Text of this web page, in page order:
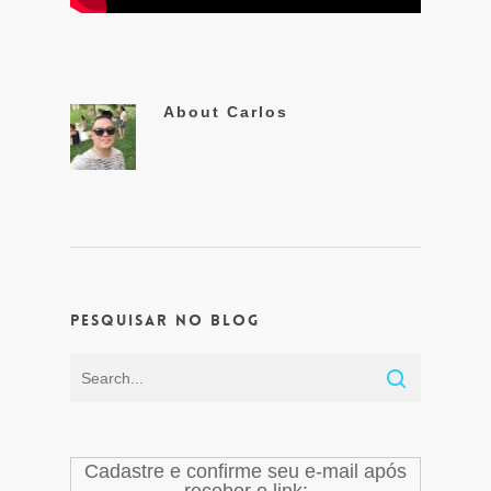
About Carlos
Pesquisar no Blog
Cadastre e confirme seu e-mail após